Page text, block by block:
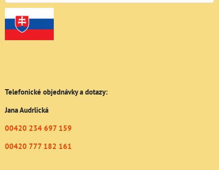
Telefonické objednávky a dotazy:
Jana Audrlická
00420 234 697 159
00420 777 182 161